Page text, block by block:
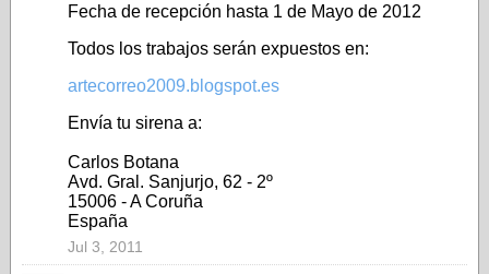
Fecha de recepción hasta 1 de Mayo de 2012
Todos los trabajos serán expuestos en:
artecorreo2009.blogspot.es
Envía tu sirena a:
Carlos Botana
Avd. Gral. Sanjurjo, 62 - 2º
15006 - A Coruña
España
Jul 3, 2011